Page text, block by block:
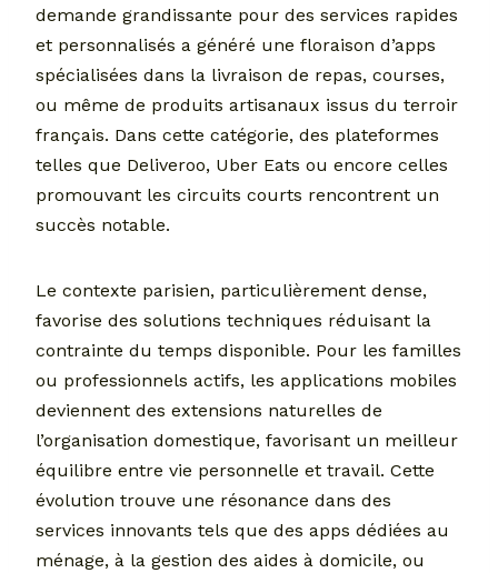
demande grandissante pour des services rapides
et personnalisés a généré une floraison d’apps
spécialisées dans la livraison de repas, courses,
ou même de produits artisanaux issus du terroir
français. Dans cette catégorie, des plateformes
telles que Deliveroo, Uber Eats ou encore celles
promouvant les circuits courts rencontrent un
succès notable.
Le contexte parisien, particulièrement dense,
favorise des solutions techniques réduisant la
contrainte du temps disponible. Pour les familles
ou professionnels actifs, les applications mobiles
deviennent des extensions naturelles de
l’organisation domestique, favorisant un meilleur
équilibre entre vie personnelle et travail. Cette
évolution trouve une résonance dans des
services innovants tels que des apps dédiées au
ménage, à la gestion des aides à domicile, ou